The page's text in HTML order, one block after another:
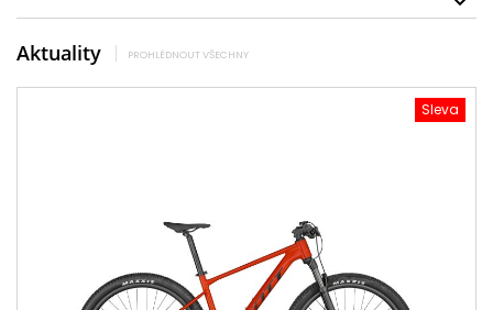
Aktuality PROHLÉDNOUT VŠECHNY
Sleva